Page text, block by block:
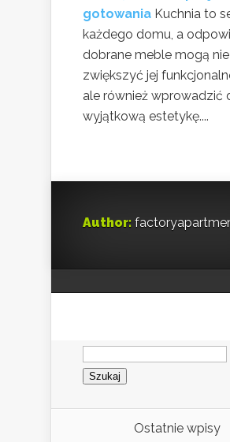
gotowania Kuchnia to
każdego domu, a
dobrane meble mogą
zwiększyć jej
ale również wprowadzić
wyjątkową estetykę....
Author:
Szukaj:
Ostatnie wpisy